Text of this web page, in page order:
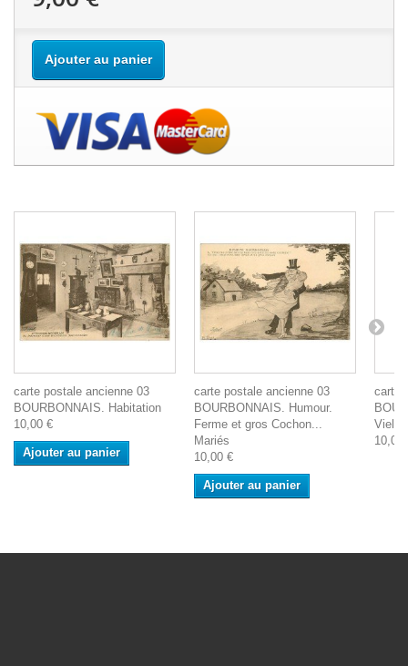
Ajouter au panier
carte postale ancienne 03
BOURBONNAIS. Habitation
10,00 €
Ajouter au panier
carte postale ancienne 03
BOURBONNAIS. Humour.
Ferme et gros Cochon...
Mariés
10,00 €
Ajouter au panier
carte
Vielle
10,00